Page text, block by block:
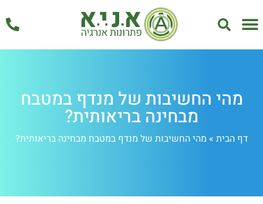
מהי החשיבות של מנדף במטבח
מבחינה בריאותית?
דף הבית » מהי החשיבות של מנדף במטבח מבחינה בריאותית?